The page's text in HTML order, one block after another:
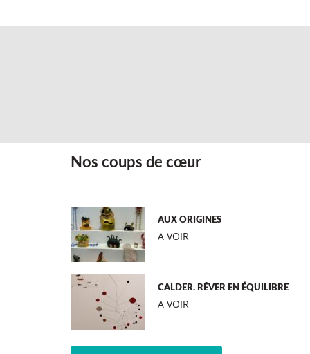
Nos coups de cœur
AUX ORIGINES
A VOIR
CALDER. RÊVER EN ÉQUILIBRE
A VOIR